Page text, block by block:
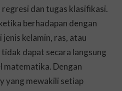
dan tugas klasifikasi.
berhadapan dengan
kelamin, ras, atau
dapat secara langsung
matematika. Dengan
yang mewakili setiap